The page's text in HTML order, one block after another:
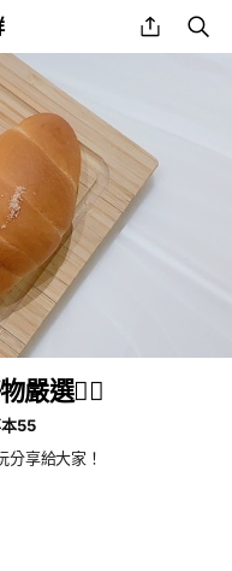
share
嚴選✌🏻
55
享給大家！